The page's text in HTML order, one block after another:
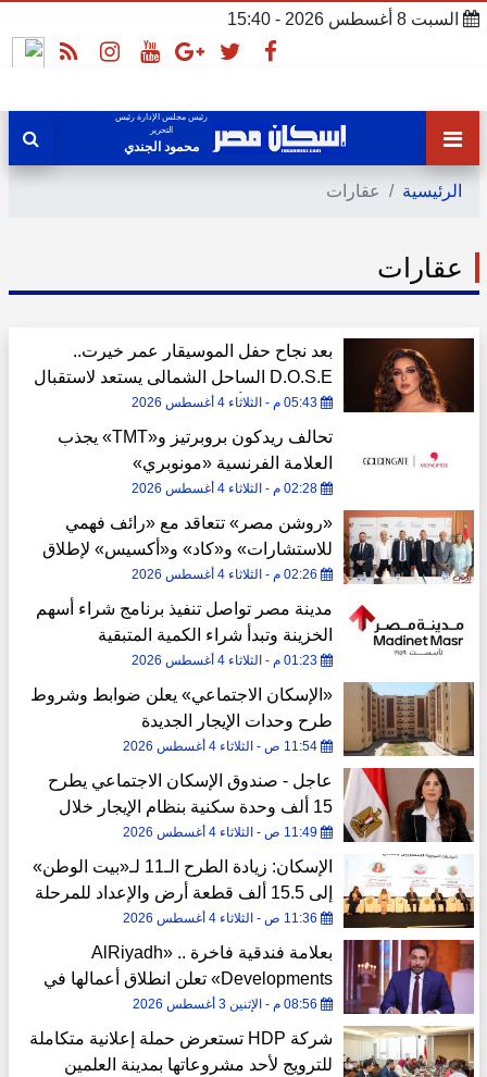
السبت 8 أغسطس 2026 - 15:40
رئيس مجلس الإدارة رئيس
التحرير
محمود الجندي
الرئيسية عقارات
عقارات
بعد نجاح حفل الموسيقار عمر خيرت..
D.O.S.E الساحل الشمالى يستعد لاستقبال
السوبر ستار أنغام
05:43 م - الثلاثاء 4 أغسطس 2026
تحالف ريدكون بروبرتيز و«TMT» يجذب
العلامة الفرنسية «مونوبري»
02:28 م - الثلاثاء 4 أغسطس 2026
«روشن مصر» تتعاقد مع «رائف فهمي
للاستشارات» و«كاد» و«أكسيس» لإطلاق
نموذج متكامل بمشروعاتها
02:26 م - الثلاثاء 4 أغسطس 2026
مدينة مصر تواصل تنفيذ برنامج شراء أسهم
الخزينة وتبدأ شراء الكمية المتبقية
01:23 م - الثلاثاء 4 أغسطس 2026
«الإسكان الاجتماعي» يعلن ضوابط وشروط
طرح وحدات الإيجار الجديدة
11:54 ص - الثلاثاء 4 أغسطس 2026
عاجل - صندوق الإسكان الاجتماعي يطرح
15 ألف وحدة سكنية بنظام الإيجار خلال
شهر
11:49 ص - الثلاثاء 4 أغسطس 2026
الإسكان: زيادة الطرح الـ11 لـ«بيت الوطن»
إلى 15.5 ألف قطعة أرض والإعداد للمرحلة
الثالثة من «بيتك في مصر»
11:36 ص - الثلاثاء 4 أغسطس 2026
بعلامة فندقية فاخرة .. «AlRiyadh
Developments» تعلن انطلاق أعمالها في
مليارات جنيه
08:56 م - الإثنين 3 أغسطس 2026
شركة HDP تستعرض حملة إعلانية متكاملة
للترويج لأحد مشروعاتها بمدينة العلمين